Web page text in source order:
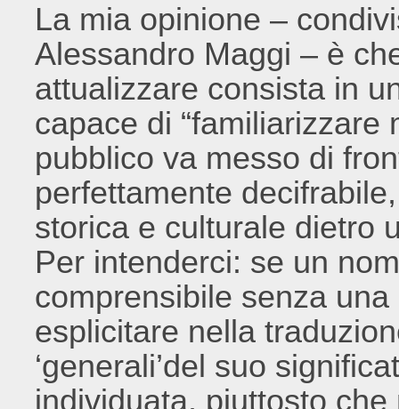
La mia opinione –
Alessandro Maggi – è
attualizzare consista in
capace di “familiarizzare
pubblico va messo di
perfettamente
storica e culturale dietro
Per intenderci: se un
comprensibile senza
esplicitare nella
‘generali’del suo
individuata, piuttosto